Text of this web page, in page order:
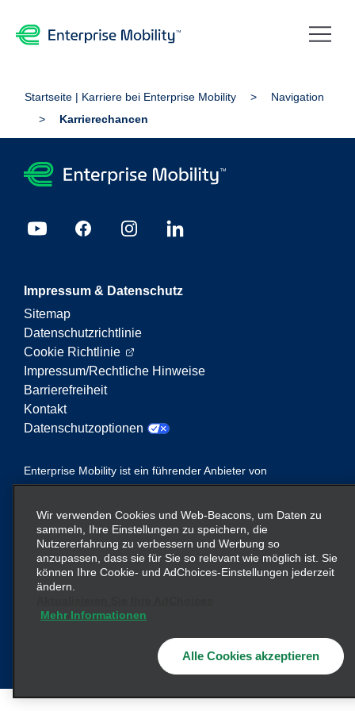
Startseite | Karriere bei Enterprise Mobility
Navigation
Karrierechancen
Impressum & Datenschutz
Sitemap
Datenschutzrichtlinie
Cookie Richtlinie
Impressum/Rechtliche Hinweise
Barrierefreiheit
Kontakt
Datenschutzoptionen
Enterprise Mobility ist ein führender Anbieter von
Mobilitätsservices. Der Begriff „Enterprise Mobility“
Unternehmenseinheiten und/oder die Marke
Enterprise Mobility, wobei Informationen zu vielen
Unternehmen übermittelt werden. Diese Verweise
sollen nicht die bestehende Unternehmensstruktur
vermitteln oder ersetzen. Weitere Informationen
finden Siehier .
Enterprise Holdings, Inc.
Wir verwenden Cookies und Web-Beacons, um Daten zu
sammeln, Ihre Einstellungen zu speichern, die
Nutzererfahrung zu verbessern und Werbung so
anzupassen, dass sie für Sie so relevant wie möglich ist. Sie
können Ihre Cookie- und AdChoices-Einstellungen jederzeit
ändern.
Mehr Informationen
Alle Cookies akzeptieren